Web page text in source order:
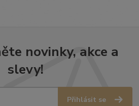
novinky, akce a
slevy!
Přihlásit se